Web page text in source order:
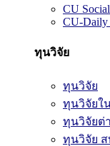
CU
CU-Daily
ทุนวิจัย
ทุนวิจัย
ทุนวิจัยใ
ทุนวิจัยต่
ทุนวิจัย ส